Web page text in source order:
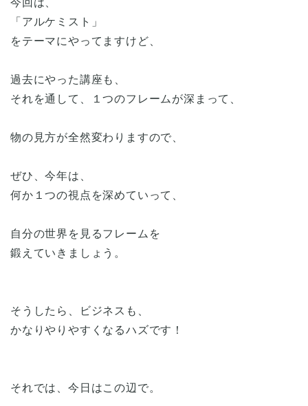
「アルケミスト」
をテーマにやってますけど、
過去にやった講座も、
それを通して、１つのフレームが深まって、
物の見方が全然変わりますので、
ぜひ、今年は、
何か１つの視点を深めていって、
自分の世界を見るフレームを
鍛えていきましょう。
そうしたら、ビジネスも、
かなりやりやすくなるハズです！
それでは、今日はこの辺で。